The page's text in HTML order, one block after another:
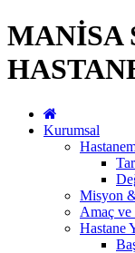
MANİSA
Kurumsal
Misyon
Amaç
Hastane